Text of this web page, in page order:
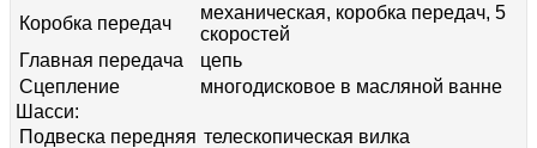
Коробка передач
механическая, коробка передач, 5
скоростей
Главная передача
цепь
Сцепление
многодисковое в масляной ванне
Шасси:
Подвеска передняя телескопическая вилка